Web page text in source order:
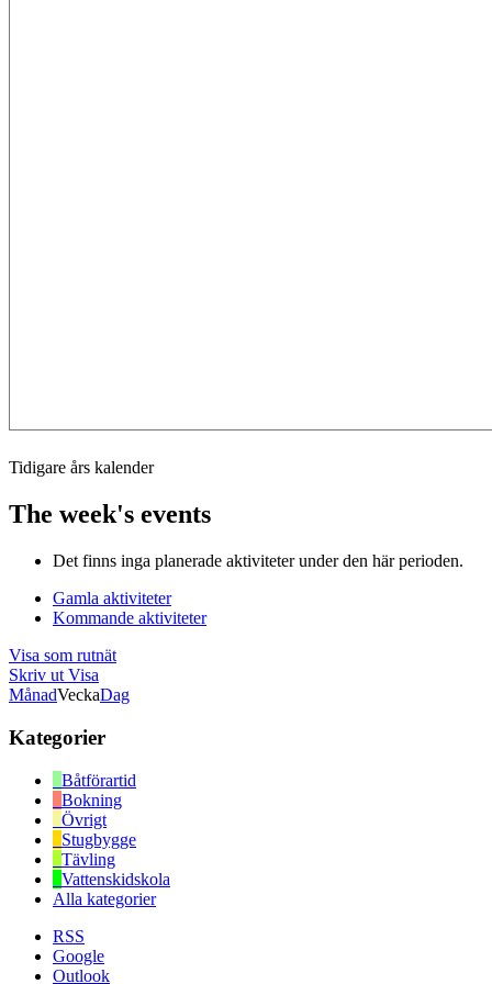
Tidigare års kalender
The week's events
Det finns inga planerade aktiviteter under den här perioden.
Gamla aktiviteter
Kommande aktiviteter
Visa som rutnät
Skriv ut Visa
MånadVeckaDag
Kategorier
Båtförartid
Bokning
Övrigt
Stugbygge
Tävling
Vattenskidskola
Alla kategorier
RSS
Google
Outlook